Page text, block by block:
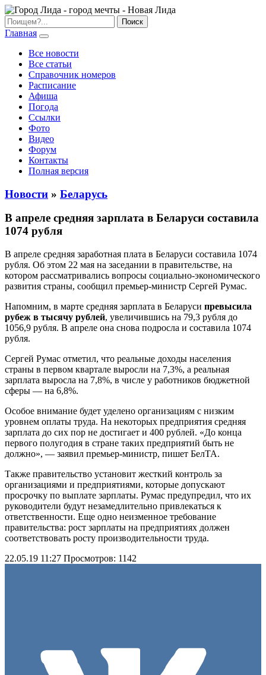
Главная
Все новости
Все статьи
Справочник номеров
Расписание
Афиша
Погода
Ссылки
Фото
Видео
Форум
Контакты
Полная версия
Новости » Беларусь
В апреле средняя зарплата в Беларуси составила
1074 рубля
В апреле средняя заработная плата в Беларуси составила 1074
рубля. Об этом 22 мая на заседании в правительстве, на
котором рассматривались вопросы социально-экономического
развития страны, сообщил премьер-министр Сергей Румас.
Напомним, в марте средняя зарплата в Беларуси превысила
рубеж в тысячу рублей, увеличившись на 79,3 рубля до
1056,9 рубля. В апреле она снова подросла и составила 1074
рубля.
Сергей Румас отметил, что реальные доходы населения
страны в первом квартале выросли на 7,3%, а реальная
зарплата выросла на 7,8%, в числе у работников бюджетной
сферы — на 6,8%.
Особое внимание будет уделено организациям с низким
уровнем оплаты труда. На некоторых предприятия средняя
зарплата до сих пор не достигает и 400 рублей. «До конца
первого полугодия в стране таких предприятий быть не
должно», — заявил премьер-министр, пишет БелТА.
Также правительство установит жесткий контроль за
организациями и предприятиями, которые допускают
просрочку по выплате зарплаты. Румас предупредил, что их
руководители будут незамедлительно привлекаться к
ответственности. Еще одно неизменное требование
правительства: рост зарплаты на предприятиях должен
соответствовать росту производительности труда.
22.05.19 11:27 Просмотров: 1142